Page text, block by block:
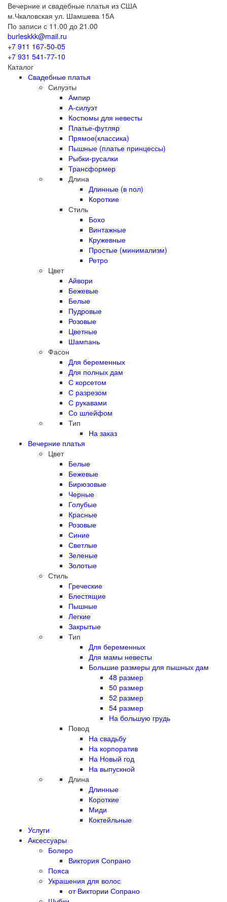
Вечерние и свадебные платья из США
м.Чкаловская ул. Шамшева 15А
По записи с 11.00 до 21.00
burleskkk@mail.ru
+7 911 167-50-05
+7 931 541-77-10
Каталог
Свадебные платья
Силуэты
Ампир
А-силуэт
Костюмы для невесты
Платье-футляр
Прямое(классика)
Пышные (платье принцессы)
Рыбки-русалки
Трансформер
Длина
Длинные (в пол)
Короткие
Стиль
Бохо
Винтажные
Кружевные
Простые (минимализм)
Ретро
Цвет
Айвори
Бежевые
Белые
Пудровые
Розовые
Цветные
Шампань
Фасон
Для беременных
Для полных дам
С корсетом
С разрезом
С рукавами
Со шлейфом
Тип
На заказ
Вечерние платья
Цвет
Белые
Бежевые
Бирюзовые
Черные
Голубые
Красные
Розовые
Синие
Светлые
Зеленые
Золотые
Стиль
Греческие
Блестящие
Пышные
Легкие
Закрытые
Тип
Для беременных
Для мамы невесты
Большие размеры для пышных дам
48 размер
50 размер
52 размер
54 размер
На большую грудь
Повод
На свадьбу
На корпоратив
На Новый год
На выпускной
Длина
Длинные
Короткие
Миди
Коктейльные
Услуги
Аксессуары
Болеро
Виктория Сопрано
Пояса
Украшения для волос
от Виктории Сопрано